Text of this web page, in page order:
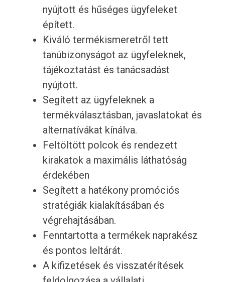
nyújtott és hűséges ügyfeleket
épített.
Kiváló termékismeretről tett
tanúbizonyságot az ügyfeleknek,
tájékoztatást és tanácsadást
nyújtott.
Segített az ügyfeleknek a
termékválasztásban, javaslatokat és
alternatívákat kínálva.
Feltöltött polcok és rendezett
kirakatok a maximális láthatóság
érdekében
Segített a hatékony promóciós
stratégiák kialakításában és
végrehajtásában.
Fenntartotta a termékek naprakész
és pontos leltárát.
A kifizetések és visszatérítések